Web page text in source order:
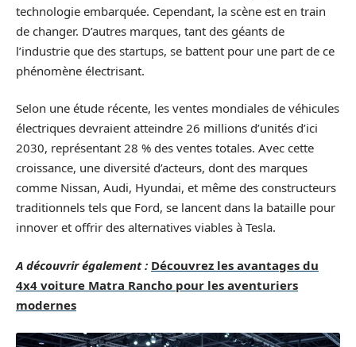
technologie embarquée. Cependant, la scène est en train
de changer. D’autres marques, tant des géants de
l’industrie que des startups, se battent pour une part de ce
phénomène électrisant.
Selon une étude récente, les ventes mondiales de véhicules
électriques devraient atteindre 26 millions d’unités d’ici
2030, représentant 28 % des ventes totales. Avec cette
croissance, une diversité d’acteurs, dont des marques
comme Nissan, Audi, Hyundai, et même des constructeurs
traditionnels tels que Ford, se lancent dans la bataille pour
innover et offrir des alternatives viables à Tesla.
A découvrir également : Découvrez les avantages du
4x4 voiture Matra Rancho pour les aventuriers
modernes